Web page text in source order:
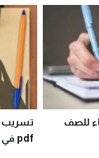
للصف
pdf في جميع محافظات مصر